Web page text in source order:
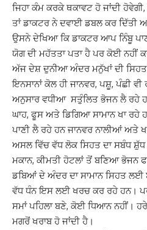
ਜਿਹਾ ਕੰਮ ਕਰਕੇ ਥਕਾਵਟ ਹੋ ਜਾਂਦੀ ਹੋਵੇਗੀ,
ਤਾਂ ਡਾਕਟਰ ਨੇ ਦਵਾਈ ਡਬਲ ਕਰ ਦਿੱਤੀ
ਉਸਨੇ ਦੇਖਿਆ ਕਿ ਡਾਕਟਰ ਆਪ ਨਿੰਬੂ
ਯੋਗ ਦੀ ਮਹੱਤਤਾ ਪਤਾ ਹੈ ਪਰ ਕੋਈ ਨਹੀਂ
ਅੱਜ ਦੇਸ਼ ਦੁਨੀਆ ਅੰਦਰ ਮਨੁੱਖਾਂ ਦੀ
ਇਨਸਾਨਾਂ ਕੋਲ ਹੀ ਜਾਨਵਰ, ਪਸ਼ੂ, ਪੰਛੀ ਵੀ
ਅਨੁਸਾਰ ਵਧੀਆ ਸਤੁੰਲਿਤ ਭੋਜਨ ਲੈ ਰਹੇ
ਘਾਹ, ਫੂਸ ਅਤੇ ਡਿਗਿਆ ਸਾਮਾਨ ਖਾ ਰਹੇ
ਪਾਣੀ ਲੈ ਰਹੇ ਹਨ ਜਾਨਵਰ ਨਾਲੀਆਂ ਅਤੇ
ਅਸਲ ਵਿੱਚ ਵੱਧ ਲੋਕ ਸਿਹਤ ਦਾ ਸਬੰਧ ਸ਼ੁੱਧ
ਮਕਾਨ, ਕੀਮਤੀ ਹੋਟਲਾਂ ਤੋਂ ਬਣਿਆ ਭੋਜਨ
ਡਬਿਆਂ ਦੇ ਅੰਦਰ ਦਾ ਸਾਮਾਨ ਸਿਹਤ
ਵੱਧ ਧੰਨ ਇਸ ਲਈ ਖਰਚ ਕਰ ਰਹੇ ਹਨ।
ਸਮਾਂ ਪਹਿਲਾ ਬਣੇ, ਕੋਈ ਧਿਆਨ ਨਹੀਂ।
ਮਗਰੋਂ ਖਰਾਬ ਹੋ ਜਾਂਦੀ ਹੈ।